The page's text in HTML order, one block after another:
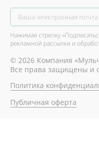
Нажимая стрелку
рекламной рассылки и
© 2026 Компания
Все права защищены и
Политика
Публичная оферта